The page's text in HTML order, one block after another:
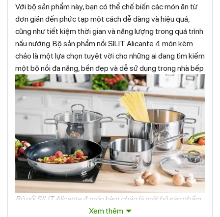
Với bộ sản phẩm này, bạn có thể chế biến các món ăn từ
đơn giản đến phức tạp một cách dễ dàng và hiệu quả,
cũng như tiết kiệm thời gian và năng lượng trong quá trình
nấu nướng. Bộ sản phẩm nồi SILIT Alicante 4 món kèm
chảo là một lựa chọn tuyệt vời cho những ai đang tìm kiếm
một bộ nồi đa năng, bền đẹp và dễ sử dụng trong nhà bếp
Bộ nồi SILIT Alicante 4 món kèm chảo là một bộ sản phẩm
nồi được làm bằng chất liệu cao cấp
Xem thêm